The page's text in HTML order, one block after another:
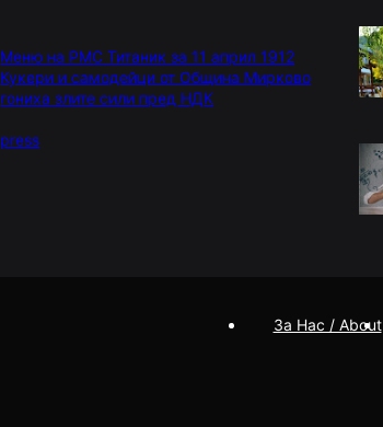
Меню на РМС Титаник за 11 април 1912
Кукери и самодейци от Община Мирково
гониха злите сили пред НДК
press
За Нас / About